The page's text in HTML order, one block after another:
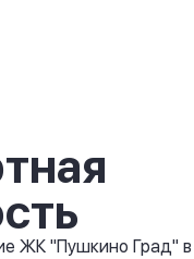
ЖК "Пушкино Град"